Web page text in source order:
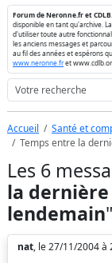
Forum de Neronne.fr et
disponible en tant qu'archive.
d'utiliser toute autre
les anciens messages et
au fil des années et espérons
www.neronne.fret
Accueil
Santé et
Temps entre la
Les 6
la
lendemain"
nat, le 27/11/2004 à